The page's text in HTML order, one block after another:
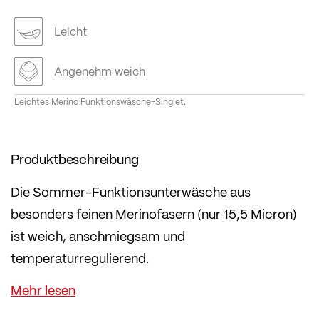
Leicht
Angenehm weich
Leichtes Merino Funktionswäsche-Singlet.
Produktbeschreibung
Die Sommer-Funktionsunterwäsche aus
besonders feinen Merinofasern (nur 15,5 Micron)
ist weich, anschmiegsam und
temperaturregulierend.
Mit nur 129 g/m2 ist der Strick besonders leicht
und aufgrund der temperaturregulierenden